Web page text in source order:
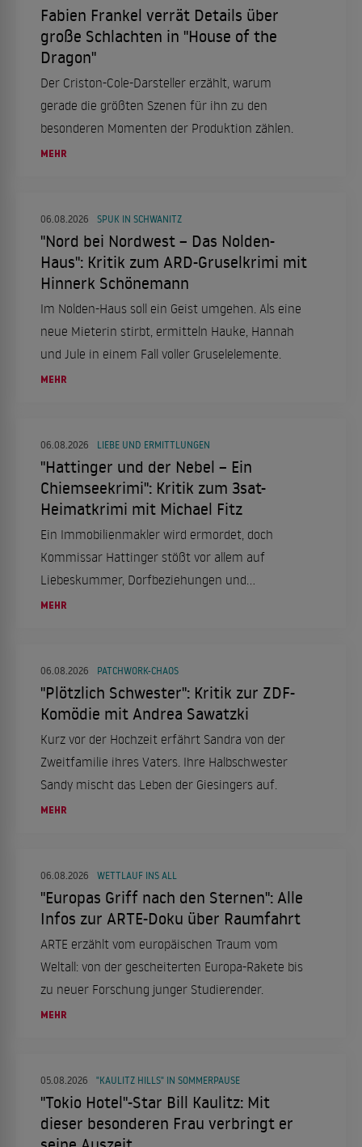
Fabien Frankel verrät Details über
große Schlachten in "House of the
Dragon"
Der Criston-Cole-Darsteller erzählt, warum
gerade die größten Szenen für ihn zu den
besonderen Momenten der Produktion zählen.
MEHR
06.08.2026 SPUK IN SCHWANITZ
"Nord bei Nordwest – Das Nolden-
Haus": Kritik zum ARD-Gruselkrimi mit
Hinnerk Schönemann
Im Nolden-Haus soll ein Geist umgehen. Als eine
neue Mieterin stirbt, ermitteln Hauke, Hannah
und Jule in einem Fall voller Gruselelemente.
MEHR
06.08.2026 LIEBE UND ERMITTLUNGEN
"Hattinger und der Nebel – Ein
Chiemseekrimi": Kritik zum 3sat-
Heimatkrimi mit Michael Fitz
Ein Immobilienmakler wird ermordet, doch
Kommissar Hattinger stößt vor allem auf
Liebeskummer, Dorfbeziehungen und
trügerische Idylle.
MEHR
06.08.2026 PATCHWORK-CHAOS
"Plötzlich Schwester": Kritik zur ZDF-
Komödie mit Andrea Sawatzki
Kurz vor der Hochzeit erfährt Sandra von der
Zweitfamilie ihres Vaters. Ihre Halbschwester
Sandy mischt das Leben der Giesingers auf.
MEHR
06.08.2026 WETTLAUF INS ALL
"Europas Griff nach den Sternen": Alle
Infos zur ARTE-Doku über Raumfahrt
ARTE erzählt vom europäischen Traum vom
Weltall: von der gescheiterten Europa-Rakete bis
zu neuer Forschung junger Studierender.
MEHR
05.08.2026 "KAULITZ HILLS" IN SOMMERPAUSE
"Tokio Hotel"-Star Bill Kaulitz: Mit
dieser besonderen Frau verbringt er